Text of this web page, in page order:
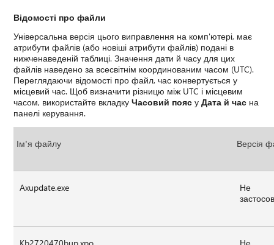
Відомості про файли
Універсальна версія цього виправлення на комп'ютері, має
атрибути файлів (або новіші атрибути файлів) подані в
нижченаведеній таблиці. Значення дати й часу для цих
файлів наведено за всесвітнім координованим часом (UTC).
Переглядаючи відомості про файл, час конвертується у
місцевий час. Щоб визначити різницю між UTC і місцевим
часом, використайте вкладкуЧасовий пояс уДата й час на
панелі керування.
Ім'я файлу Версія
Axupdate.exe
Не
Kb2720470bup.xpo
Не